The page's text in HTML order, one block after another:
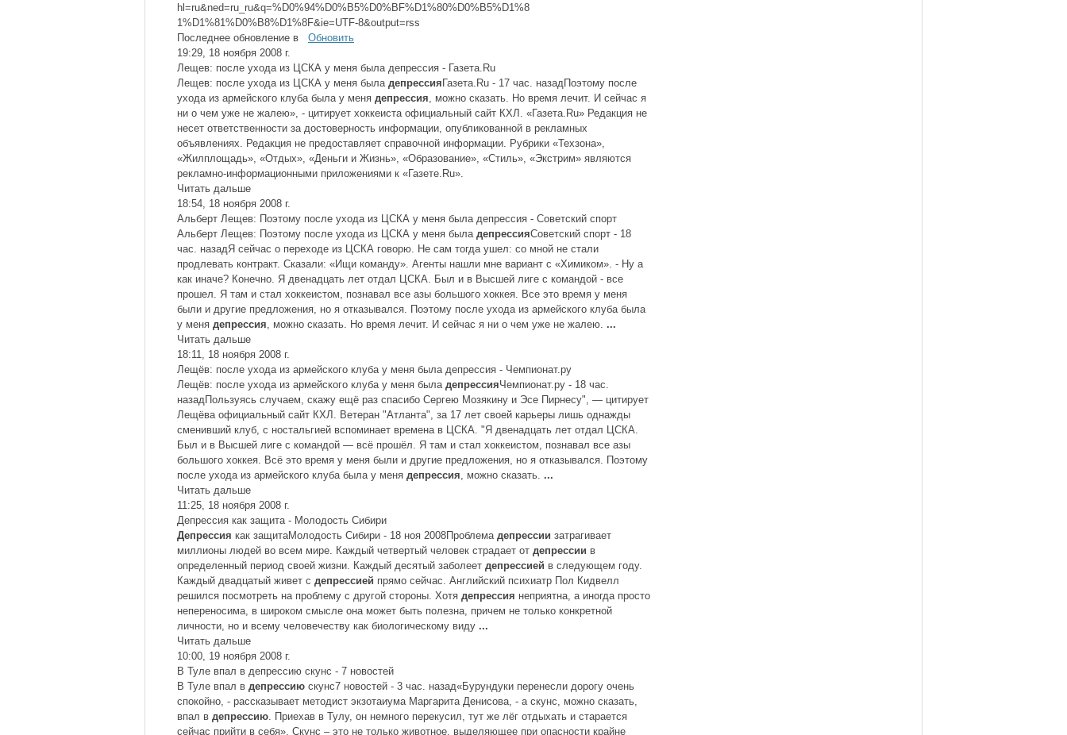
hl=ru&ned=ru_ru&q=%D0%94%D0%B5%D0%BF%D1%80%D0%B5%D1%8
1%D1%81%D0%B8%D1%8F&ie=UTF-8&output=rss
Последнее обновление в Обновить
19:29, 18 ноября 2008 г.
Лещев: после ухода из ЦСКА у меня была депрессия - Газета.Ru
Лещев: после ухода из ЦСКА у меня была депрессия Газета.Ru - 17 час. назадПоэтому после
ухода из армейского клуба была у меня депрессия , можно сказать. Но время лечит. И сейчас я
ни о чем уже не жалею», - цитирует хоккеиста официальный сайт КХЛ. «Газета.Ru» Редакция не
несет ответственности за достоверность информации, опубликованной в рекламных
объявлениях. Редакция не предоставляет справочной информации. Рубрики «Техзона»,
«Жилплощадь», «Отдых», «Деньги и Жизнь», «Образование», «Стиль», «Экстрим» являются
рекламно-информационными приложениями к «Газете.Ru».
Читать дальше
18:54, 18 ноября 2008 г.
Альберт Лещев: Поэтому после ухода из ЦСКА у меня была депрессия - Советский спорт
Альберт Лещев: Поэтому после ухода из ЦСКА у меня была депрессияСоветский спорт - 18
час. назадЯ сейчас о переходе из ЦСКА говорю. Не сам тогда ушел: со мной не стали
продлевать контракт. Сказали: «Ищи команду». Агенты нашли мне вариант с «Химиком». - Ну а
как иначе? Конечно. Я двенадцать лет отдал ЦСКА. Был и в Высшей лиге с командой - все
прошел. Я там и стал хоккеистом, познавал все азы большого хоккея. Все это время у меня
были и другие предложения, но я отказывался. Поэтому после ухода из армейского клуба была
у меня депрессия , можно сказать. Но время лечит. И сейчас я ни о чем уже не жалею. ...
Читать дальше
18:11, 18 ноября 2008 г.
Лещёв: после ухода из армейского клуба у меня была депрессия - Чемпионат.ру
Лещёв: после ухода из армейского клуба у меня была депрессияЧемпионат.ру - 18 час.
назадПользуясь случаем, скажу ещё раз спасибо Сергею Мозякину и Эсе Пирнесу", — цитирует
Лещёва официальный сайт КХЛ. Ветеран "Атланта", за 17 лет своей карьеры лишь однажды
сменивший клуб, с ностальгией вспоминает времена в ЦСКА. "Я двенадцать лет отдал ЦСКА.
Был и в Высшей лиге с командой — всё прошёл. Я там и стал хоккеистом, познавал все азы
большого хоккея. Всё это время у меня были и другие предложения, но я отказывался. Поэтому
после ухода из армейского клуба была у меня депрессия , можно сказать. ...
Читать дальше
11:25, 18 ноября 2008 г.
Депрессия как защита - Молодость Сибири
Депрессия как защитаМолодость Сибири - 18 ноя 2008Проблема депрессии затрагивает
миллионы людей во всем мире. Каждый четвертый человек страдает от депрессии в
определенный период своей жизни. Каждый десятый заболеет депрессией в следующем году.
Каждый двадцатый живет с депрессией прямо сейчас. Английский психиатр Пол Кидвелл
решился посмотреть на проблему с другой стороны. Хотя депрессия неприятна, а иногда просто
непереносима, в широком смысле она может быть полезна, причем не только конкретной
личности, но и всему человечеству как биологическому виду ...
Читать дальше
10:00, 19 ноября 2008 г.
В Туле впал в депрессию скунс - 7 новостей
В Туле впал в депрессию скунс7 новостей - 3 час. назад«Бурундуки перенесли дорогу очень
спокойно, - рассказывает методист экзотаиума Маргарита Денисова, - а скунс, можно сказать,
впал в депрессию . Приехав в Тулу, он немного перекусил, тут же лёг отдыхать и старается
сейчас прийти в себя». Скунс – это не только животное, выделяющее при опасности крайне